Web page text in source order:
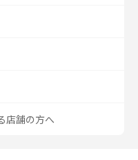
店舗の方へ